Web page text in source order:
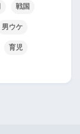
戦国
男ウケ
育児